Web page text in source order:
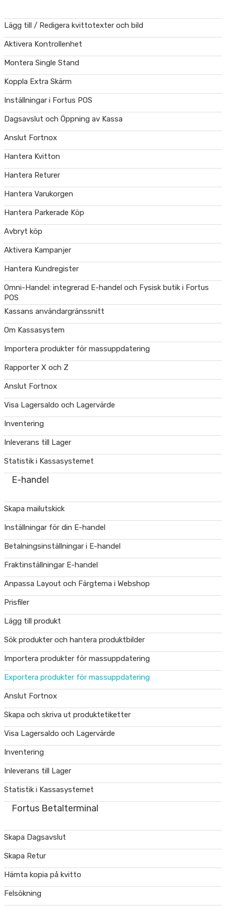
Lägg till / Redigera kvittotexter och bild
Aktivera Kontrollenhet
Montera Single Stand
Koppla Extra Skärm
Inställningar i Fortus POS
Dagsavslut och Öppning av Kassa
Anslut Fortnox
Hantera Kvitton
Hantera Returer
Hantera Varukorgen
Hantera Parkerade Köp
Avbryt köp
Aktivera Kampanjer
Hantera Kundregister
Omni-Handel: integrerad E-handel och Fysisk butik i Fortus
POS
Kassans användargränssnitt
Om Kassasystem
Importera produkter för massuppdatering
Rapporter X och Z
Anslut Fortnox
Visa Lagersaldo och Lagervärde
Inventering
Inleverans till Lager
Statistik i Kassasystemet
E-handel
Skapa mailutskick
Inställningar för din E-handel
Betalningsinställningar i E-handel
Fraktinställningar E-handel
Anpassa Layout och Färgtema i Webshop
Prisfiler
Lägg till produkt
Sök produkter och hantera produktbilder
Importera produkter för massuppdatering
Exportera produkter för massuppdatering
Anslut Fortnox
Skapa och skriva ut produktetiketter
Visa Lagersaldo och Lagervärde
Inventering
Inleverans till Lager
Statistik i Kassasystemet
Fortus Betalterminal
Skapa Dagsavslut
Skapa Retur
Hämta kopia på kvitto
Felsökning